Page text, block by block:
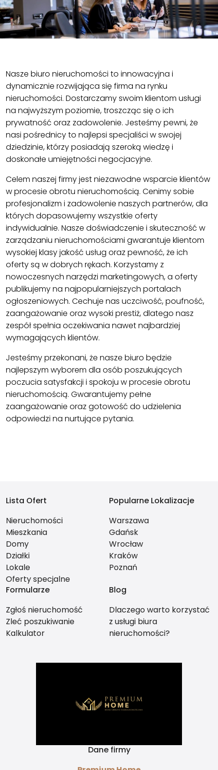
Nasze biuro nieruchomości to innowacyjna i
dynamicznie rozwijająca się firma na rynku
nieruchomości. Dostarczamy swoim klientom usługi
na najwyższym poziomie, troszcząc się o ich
prywatność oraz zadowolenie. Jesteśmy pewni, że
nasi pośrednicy to najlepsi specjaliści w swojej
dziedzinie, którzy posiadają szeroką wiedzę i
doskonałe umiejętności negocjacyjne.
Celem naszej firmy jest niezawodne wsparcie klientów
w procesie obrotu nieruchomością. Cenimy sobie
profesjonalizm i zadowolenie naszych partnerów, dla
których dopasowujemy wszystkie oferty
indywidualnie. Nasze doświadczenie i skuteczność w
zarządzaniu nieruchomościami gwarantuje klientom
wysokiej klasy jakość usług oraz pewność, że ich
oferty są w dobrych rękach. Korzystamy z
nowoczesnych narzędzi marketingowych, a oferty
publikujemy na najpopularniejszych portalach
ogłoszeniowych. Cechuje nas uczciwość, poufność,
zaangażowanie oraz wysoki prestiż, dlatego nasz
zespół spełnia oczekiwania nawet najbardziej
wymagających klientów.
Jesteśmy przekonani, że nasze biuro będzie
najlepszym wyborem dla osób poszukujących
poczucia satysfakcji i spokoju w procesie obrotu
nieruchomością. Gwarantujemy pełne
zaangażowanie oraz gotowość do udzielenia
odpowiedzi na nurtujące pytania.
Lista Ofert
Nieruchomości
Mieszkania
Domy
Działki
Lokale
Oferty specjalne
Popularne Lokalizacje
Warszawa
Gdańsk
Wrocław
Kraków
Poznań
Formularze
Zgłoś nieruchomość
Zleć poszukiwanie
Kalkulator
Blog
Dlaczego warto korzystać
z usługi biura
nieruchomości?
Dane firmy